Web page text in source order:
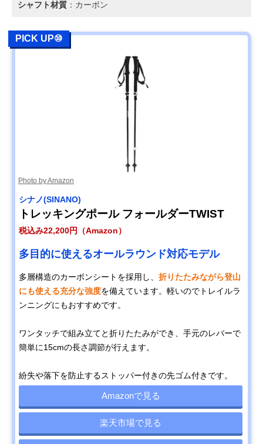
シャフト材質 ：カーボン
PICK UP⑩
Photo by Amazon
シナノ(SINANO)
トレッキングポール フォールダーTWIST
税込み22,200円（Amazon）
多目的に使えるオールラウンド対応モデル
多層構造のカーボンシートを採用し、 折りたたみながら登山
にも使える充分な強度を備えています。軽いのでトレイルラ
ンニングにもおすすめです。
ワンタッチで組み立てと折りたたみができ、手元のレバーで
簡単に15cmの長さ調節が行えます。
紛失や落下を防止するストッパー付きの先ゴム付きです。
Amazonで見る
楽天市場で見る